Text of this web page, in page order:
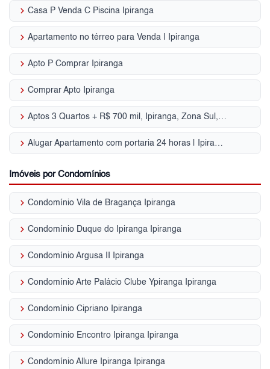
keyboard_arrow_right Casa P Venda C Piscina Ipiranga
keyboard_arrow_right Apartamento no térreo para Venda | Ipiranga
keyboard_arrow_right Apto P Comprar Ipiranga
keyboard_arrow_right Comprar Apto Ipiranga
keyboard_arrow_right Aptos 3 Quartos + R$ 700 mil, Ipiranga, Zona Sul, SP
keyboard_arrow_right Alugar Apartamento com portaria 24 horas | Ipiranga
Imóveis por Condomínios
keyboard_arrow_right Condomínio Vila de Bragança Ipiranga
keyboard_arrow_right Condomínio Duque do Ipiranga Ipiranga
keyboard_arrow_right Condomínio Argusa II Ipiranga
keyboard_arrow_right Condomínio Arte Palácio Clube Ypiranga Ipiranga
keyboard_arrow_right Condomínio Cipriano Ipiranga
keyboard_arrow_right Condomínio Encontro Ipiranga Ipiranga
keyboard_arrow_right Condomínio Allure Ipiranga Ipiranga